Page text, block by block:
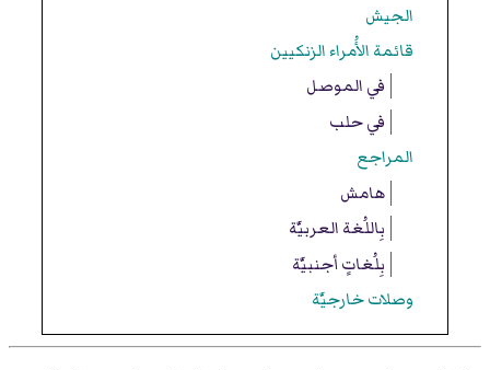
الجيش
قائمة الأُمراء الزنكيين
في الموصل
في حلب
المراجع
هامش
بِاللُغة العربيَّة
بِلُغاتٍ أجنبيَّة
وصلات خارجيَّة